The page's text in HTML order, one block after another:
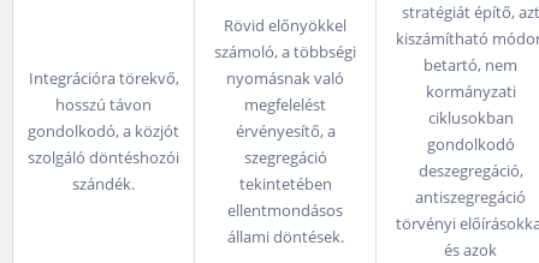
Integrációra törekvő,
hosszú távon
gondolkodó, a közjót
szolgáló döntéshozói
szándék.
Rövid előnyökkel
számoló, a többségi
nyomásnak való
megfelelést
érvényesítő, a
szegregáció
tekintetében
ellentmondásos
állami döntések.
stratégiát építő, azt
kiszámítható
betartó, nem
kormányzati
ciklusokban
gondolkodó
deszegregáció,
antiszegregáció
törvényi
és azok